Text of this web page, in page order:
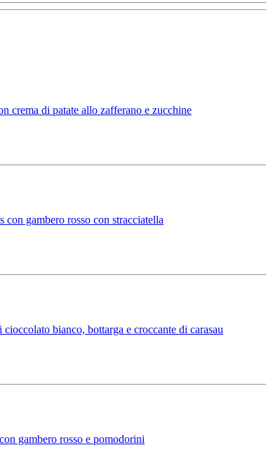
di patate allo zafferano e zucchine
gambero rosso con stracciatella
bianco, bottarga e croccante di carasau
gambero rosso e pomodorini